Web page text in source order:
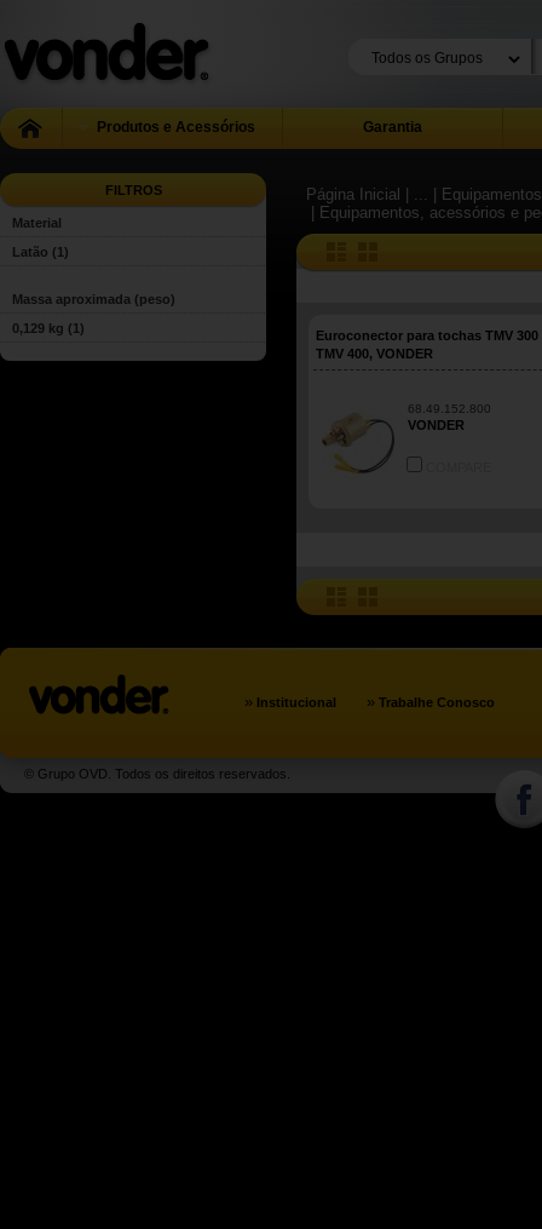
Produtos e Acessórios Garantia
FILTROS
Material
Latão (1)
Massa aproximada (peso)
0,129 kg (1)
Página Inicial | ...
|
| Equipamentos, acessórios e
Euroconector para tochas TMV 300
TMV 400, VONDER
68.49.152.800
VONDER
» Institucional » Trabalhe Conosco
© Grupo OVD. Todos os direitos reservados.